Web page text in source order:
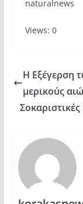
naturalnews
Views: 0
Η Εξέγερση
μερικούς